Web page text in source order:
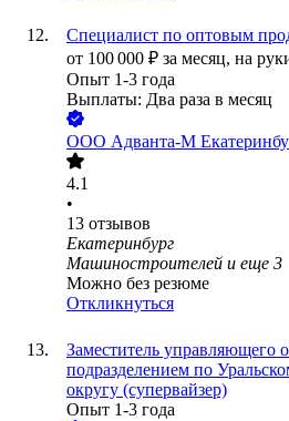
Специалист по оптовым
от 100 000 ₽ за месяц, на
Опыт 1-3 года
Выплаты: Два раза в месяц
ООО Адванта-М
4.1
•
13 отзывов
Екатеринбург
Машиностроителей и еще 3
Можно без резюме
Откликнуться
Заместитель управляющего
подразделением по
округу (супервайзер)
Опыт 1-3 года